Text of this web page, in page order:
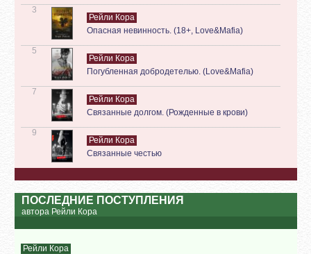
3
Рейли Кора
Опасная невинность. (18+, Love&Mafia)
5
Рейли Кора
Погубленная добродетелью. (Love&Mafia)
7
Рейли Кора
Связанные долгом. (Рожденные в крови)
9
Рейли Кора
Связанные честью
ПОСЛЕДНИЕ ПОСТУПЛЕНИЯ
автора Рейли Кора
Рейли Кора